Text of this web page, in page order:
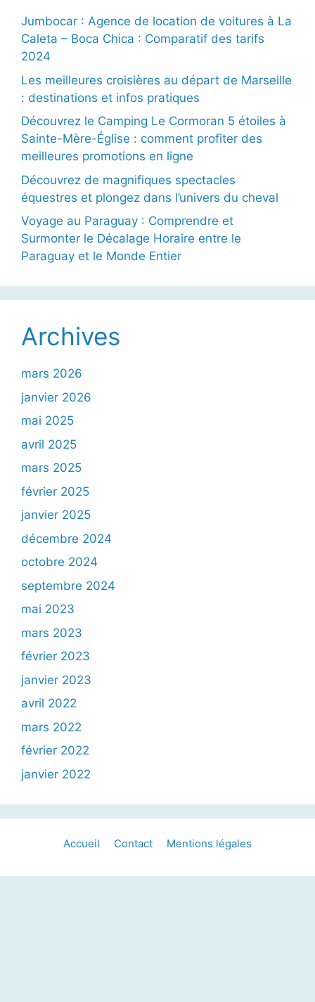
Jumbocar : Agence de location de voitures à La
Caleta – Boca Chica : Comparatif des tarifs
2024
Les meilleures croisières au départ de Marseille
: destinations et infos pratiques
Découvrez le Camping Le Cormoran 5 étoiles à
Sainte-Mère-Église : comment profiter des
meilleures promotions en ligne
Découvrez de magnifiques spectacles
équestres et plongez dans l’univers du cheval
Voyage au Paraguay : Comprendre et
Surmonter le Décalage Horaire entre le
Paraguay et le Monde Entier
Archives
mars 2026
janvier 2026
mai 2025
avril 2025
mars 2025
février 2025
janvier 2025
décembre 2024
octobre 2024
septembre 2024
mai 2023
mars 2023
février 2023
janvier 2023
avril 2022
mars 2022
février 2022
janvier 2022
Accueil Contact Mentions légales